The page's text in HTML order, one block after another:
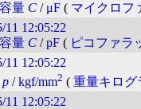
量 C / μF ( マイクロフ
11 12:05:22
量 C /pF ( ピコファラ
11 12:05:22
p /kgf/mm2 ( 重量キログ
11 12:05:22